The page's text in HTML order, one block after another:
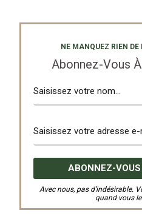
NE MANQUEZ RIEN
Abonnez-Vous
Avec nous, pas d’indésirable.
quand vous
Nos Partenaires